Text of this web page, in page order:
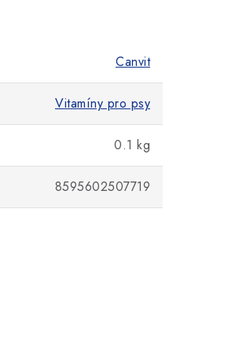
Canvit
Vitamíny pro psy
0.1 kg
8595602507719